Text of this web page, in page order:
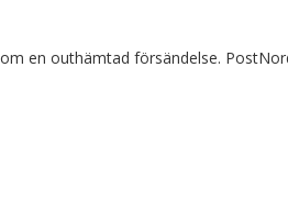
en outhämtad försändelse.